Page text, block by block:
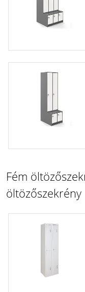
Fém
öltözőszekrény